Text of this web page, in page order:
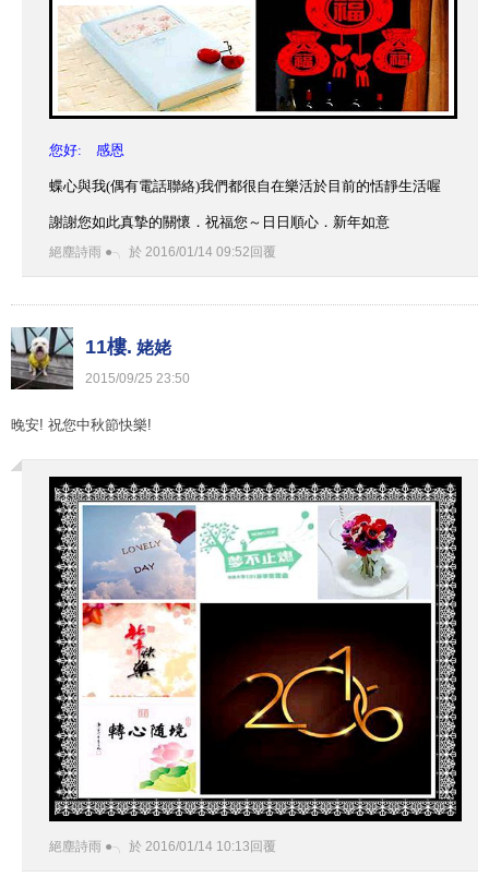
您好: 感恩
蝶心與我(偶有電話聯絡)我們都很自在樂活於目前的恬靜生活喔
謝謝您如此真摯的關懷．祝福您～日日順心．新年如意
絕塵詩雨 ●╮ 於 2016/01 /14 09:52回覆
11樓. 姥姥
2015/09/25 23:50
晚安! 祝您中秋節快樂!
絕塵詩雨 ●╮ 於 2016/01/14 10:13 回覆